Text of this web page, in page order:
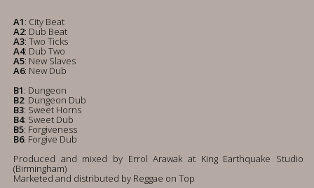
A1: City Beat
A2: Dub Beat
A3: Two Ticks
A4: Dub Two
A5: New Slaves
A6: New Dub
B1: Dungeon
B2: Dungeon Dub
B3: Sweet Horns
B4: Sweet Dub
B5: Forgiveness
B6: Forgive Dub
Produced and mixed by Errol Arawak at King Earthquake Studio
(Birmingham)
Marketed and distributed by Reggae on Top